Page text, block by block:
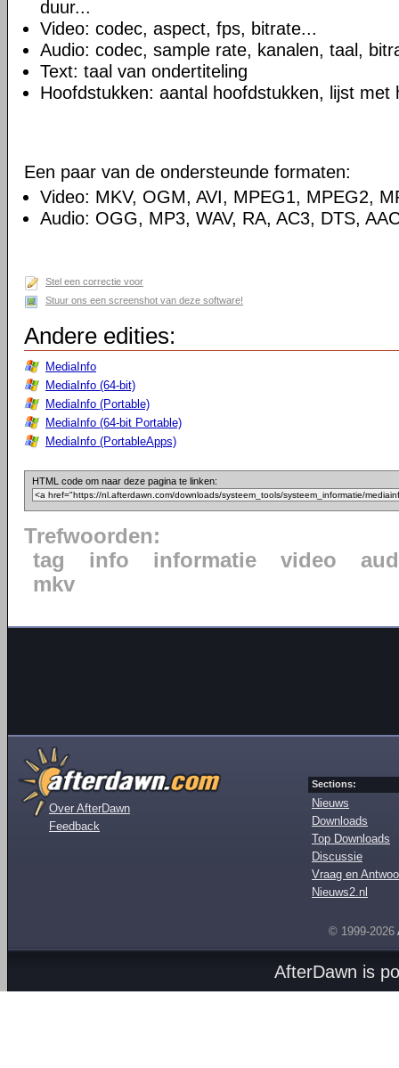
duur...
Video: codec, aspect, fps, bitrate...
Audio: codec, sample rate, kanalen, taal,
Text: taal van ondertiteling
Hoofdstukken: aantal hoofdstukken, lijst met
Een paar van de ondersteunde formaten:
Video: MKV, OGM, AVI, MPEG1, MPEG2,
Audio: OGG, MP3, WAV, RA, AC3, DTS,
Stel een correctie voor
Stuur ons een screenshot van deze software!
Andere edities:
MediaInfo
MediaInfo (64-bit)
MediaInfo (Portable)
MediaInfo (64-bit Portable)
MediaInfo (PortableApps)
HTML code om naar deze pagina te linken:
Trefwoorden:
tag
info informatie video
mkv
Over AfterDawn
Feedback
Sections:
Nieuws
Downloads
Top Downloads
Discussie
Vraag en
Nieuws2.nl
© 1999-2026
AfterDawn is